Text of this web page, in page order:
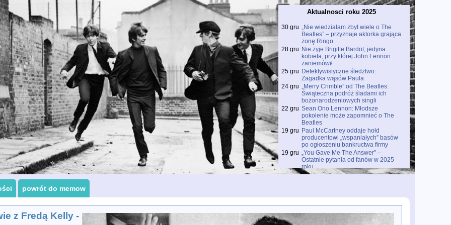
Aktualnosci roku 2025
30 gru „Nie wiedziałam zbyt wiele o The
Beatles” – przyznaje aktorka grająca
żonę Ringo
28 gru Nie żyje Brigitte Bardot, jedyna
kobieta, przy której John Lennon
zaniemówił
25 gru Detektywistyczne śledztwo:
Zagadka wąsów Paula
24 gru „Merry Crimble” od The Beatles:
Świąteczna podróż śladami ich
bożonarodzeniowych singli
22 gru Sean Ono Lennon: Młodsze
pokolenie może zapomnieć o The
Beatles
19 gru Paul McCartney oddaje hołd
producentowi „wspaniałych” basów
po ogłoszeniu bankructwa firmy
19 gru „You Gave Me The Answer” –
Ostatnie pytania od fanów w 2025
roku
18 gru Prawdziwe święto dla fanów The
18 gru Premiera filmu o kulisach „Free As A
Bird”
18 gru Paul McCartney odsłania kulisy
„Wonderful Christmastime” w serii
powrót do memow
z Fredą Kelly -